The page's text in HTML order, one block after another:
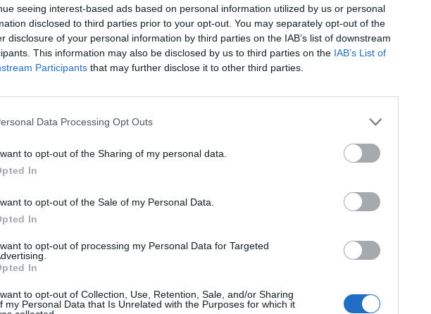
seeing interest-based ads based on personal information utilized by us or personal
disclosed to third parties prior to your opt-out. You may separately opt-out of the
disclosure of your personal information by third parties on the IAB’s list of downstream
This information may also be disclosed by us to third parties on the IAB’s List of
Participants that may further disclose it to other third parties.
Data Processing Opt Outs
to opt-out of the Sharing of my personal data.
In
to opt-out of the Sale of my Personal Data.
In
to opt-out of processing my Personal Data for Targeted
In
to opt-out of Collection, Use, Retention, Sale, and/or Sharing
my Personal Data that Is Unrelated with the Purposes for which it